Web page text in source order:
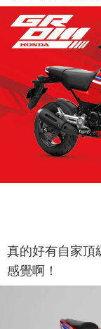
真的好有自家頂
感覺啊！